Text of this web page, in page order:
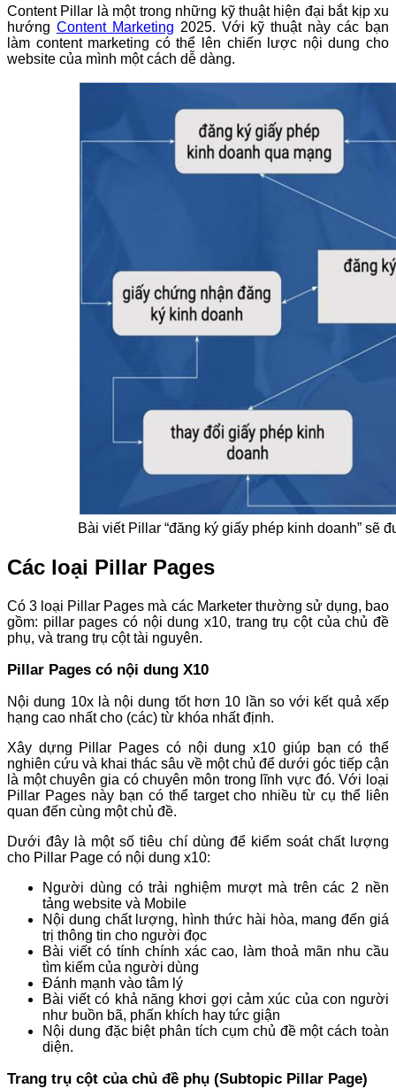
Content Pillar là một trong những kỹ thuật hiện đại bắt kịp xu
hướng Content Marketing 2025. Với kỹ thuật này các bạn
làm content marketing có thể lên chiến lược nội dung cho
website của mình một cách dễ dàng.
Bài viết Pillar “đăng ký giấy phép kinh doanh” sẽ
Các loại Pillar Pages
Có 3 loại Pillar Pages mà các Marketer thường sử dụng, bao
gồm: pillar pages có nội dung x10, trang trụ cột của chủ đề
phụ, và trang trụ cột tài nguyên.
Pillar Pages có nội dung X10
Nội dung 10x là nội dung tốt hơn 10 lần so với kết quả xếp
hạng cao nhất cho (các) từ khóa nhất định.
Xây dựng Pillar Pages có nội dung x10 giúp bạn có thể
nghiên cứu và khai thác sâu về một chủ để dưới góc tiếp cận
là một chuyên gia có chuyên môn trong lĩnh vực đó. Với loại
Pillar Pages này bạn có thể target cho nhiều từ cụ thể liên
quan đến cùng một chủ đề.
Dưới đây là một số tiêu chí dùng để kiểm soát chất lượng
cho Pillar Page có nội dung x10:
Người dùng có trải nghiệm mượt mà trên các 2 nền
tảng website và Mobile
Nội dung chất lượng, hình thức hài hòa, mang đến giá
trị thông tin cho người đọc
Bài viết có tính chính xác cao, làm thoả mãn nhu cầu
tìm kiếm của người dùng
Đánh mạnh vào tâm lý
Bài viết có khả năng khơi gợi cảm xúc của con người
như buồn bã, phấn khích hay tức giận
Nội dung đặc biệt phân tích cụm chủ đề một cách toàn
diện.
Trang trụ cột của chủ đề phụ (Subtopic Pillar Page)